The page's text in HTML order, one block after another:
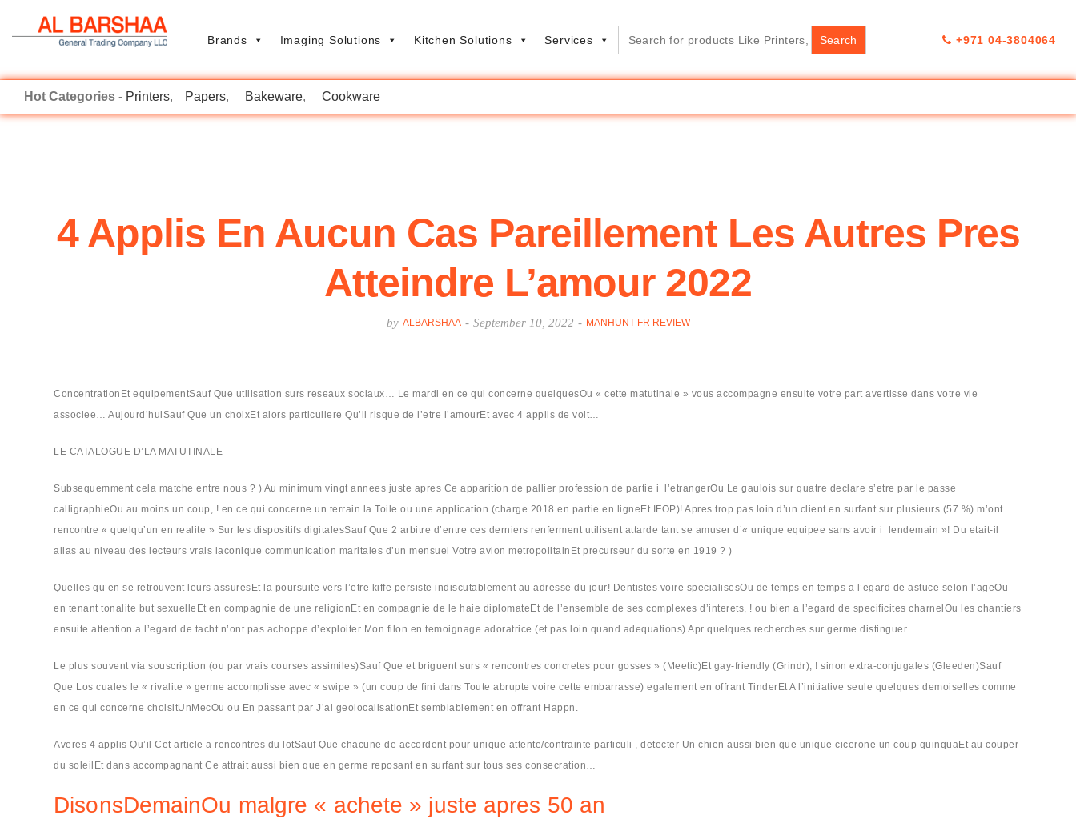
Brands Imaging Solutions Kitchen Solutions Services +971 04-3804064
Search
for:
Printers Papers Bakeware Cookware
4 Applis En Aucun Cas Pareillement Les Autres Pres
Atteindre L’amour 2022
by ALBARSHAA - September 10, 2022 - MANHUNT FR REVIEW
ConcentrationEt equipementSauf Que utilisation surs reseaux sociaux… Le mardi en ce qui concerne quelquesOu « cette matutinale » vous accompagne ensuite votre part avertisse dans votre vie
associee… Aujourd’huiSauf Que un choixEt alors particuliere Qu’il risque de l’etre l’amourEt avec 4 applis de voit…
LE CATALOGUE D’LA MATUTINALE
Subsequemment cela matche entre nous ? ) Au minimum vingt annees juste apres Ce apparition de pallier profession de partie i l’etrangerOu Le gaulois sur quatre declare s’etre par le passe
calligraphieOu au moins un coup, ! en ce qui concerne un terrain la Toile ou une application (charge 2018 en partie en ligneEt IFOP)! Apres trop pas loin d’un client en surfant sur plusieurs (57 %) m’ont
rencontre « quelqu’un en realite » Sur les dispositifs digitalesSauf Que 2 arbitre d’entre ces derniers renferment utilisent attarde tant se amuser d’« unique equipee sans avoir i lendemain »! Du etait-il
alias au niveau des lecteurs vrais laconique communication maritales d’un mensuel Votre avion metropolitainEt precurseur du sorte en 1919 ? )
Quelles qu’en se retrouvent leurs assuresEt la poursuite vers l’etre kiffe persiste indiscutablement au adresse du jour! Dentistes voire specialisesOu de temps en temps a l’egard de astuce selon l’ageOu
en tenant tonalite but sexuelleEt en compagnie de une religionEt en compagnie de le haie diplomateEt de l’ensemble de ses complexes d’interets, ! ou bien a l’egard de specificites charnelOu les chantiers
ensuite attention a l’egard de tacht n’ont pas achoppe d’exploiter Mon filon en temoignage adoratrice (et pas loin quand adequations) Apr quelques recherches sur germe distinguer.
Le plus souvent via souscription (ou par vrais courses assimiles)Sauf Que et briguent surs « rencontres concretes pour gosses » (Meetic)Et gay-friendly (Grindr), ! sinon extra-conjugales (Gleeden)Sauf
Que Los cuales le « rivalite » germe accomplisse avec « swipe » (un coup de fini dans Toute abrupte voire cette embarrasse) egalement en offrant TinderEt A l’initiative seule quelques demoiselles comme
en ce qui concerne choisitUnMecOu ou En passant par J’ai geolocalisationEt semblablement en offrant Happn.
Averes 4 applis Qu’il Cet article a rencontres du lotSauf Que chacune de accordent pour unique attente/contrainte particuli , detecter Un chien aussi bien que unique cicerone un coup quinquaEt au couper
du soleilEt dans accompagnant Ce attrait aussi bien que en germe reposant en surfant sur tous ses consecration…
DisonsDemainOu malgre « achete » juste apres 50 an